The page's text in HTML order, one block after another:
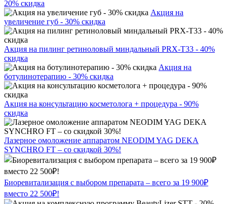
20% скидка
Акция на
увеличение губ - 30% скидка
Акция на пилинг ретиноловый миндальный PRX-T33 - 40%
скидка
Акция на
ботулинотерапию - 30% скидка
Акция на консультацию косметолога + процедура - 90%
скидка
Лазерное омоложение аппаратом NEODIM YAG DEKA
SYNCHRO FT – со скидкой 30%!
Биоревитализация с выбором препарата – всего за 19 900₽
вместо 22 500₽!